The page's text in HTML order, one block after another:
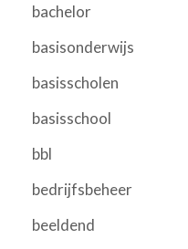
bachelor
basisonderwijs
basisscholen
basisschool
bbl
bedrijfsbeheer
beeldend